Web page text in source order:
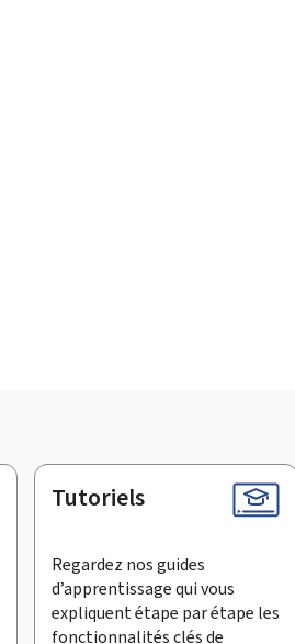
Tutoriels
Regardez nos guides
d’apprentissage qui vous
expliquent étape par étape les
fonctionnalités clés de